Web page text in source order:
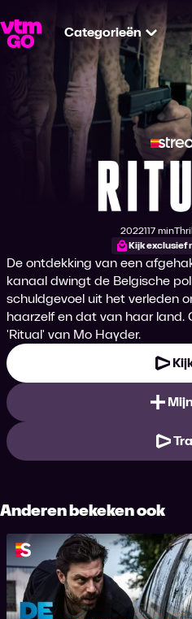
Categorieën
2022117 min
Kijk exclusief
De ontdekking van een
kanaal dwingt de Belgische
schuldgevoel uit het verleden
haarzelf en dat van haar land.
'Ritual' van Mo Hayder.
Anderen bekeken ook
De Behandeling